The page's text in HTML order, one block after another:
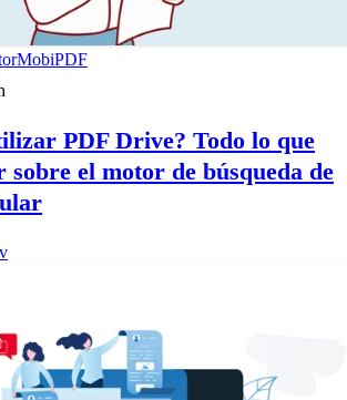
MobiPDF
PDF Drive? Todo lo que
sobre el motor de búsqueda de